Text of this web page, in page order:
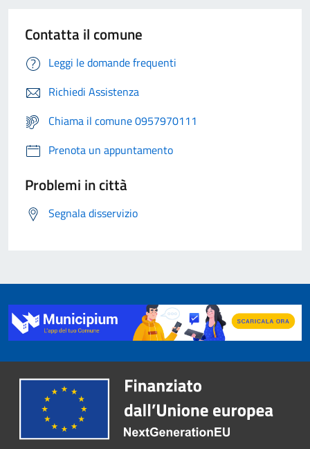
Contatta il comune
Leggi le domande frequenti
Richiedi Assistenza
Chiama il comune 0957970111
Prenota un appuntamento
Problemi in città
Segnala disservizio